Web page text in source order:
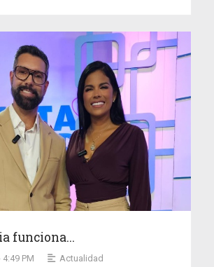
funciona...
PM Actualidad